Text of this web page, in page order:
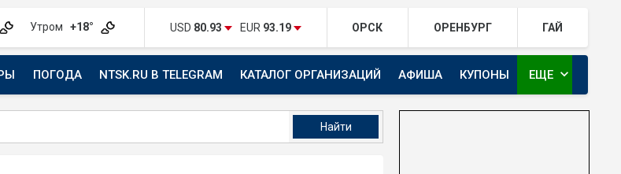
Утром +18° USD 80.93 EUR 93.19 ОРСК ОРЕНБУРГ ГАЙ
ПОГОДА NTSK.RU В TELEGRAM КАТАЛОГ ОРГАНИЗАЦИЙ АФИША КУПОНЫ
АВТО ТЕЛЕКАНАЛ ЕВРАЗИЯ
ЕЩЕ expand_more